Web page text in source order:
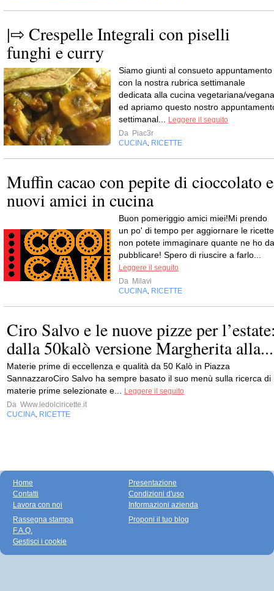
|⇨ Crespelle Integrali con piselli
funghi e curry
Siamo giunti al consueto appuntamento
con la nostra rubrica settimanale
dedicata alla cucina vegetariana/vegana
ed apriamo questo nostro
settimanal...
Leggere il seguito
Da Piac3r
CUCINA RICETTE
Muffin cacao con pepite di cioccolato e
nuovi amici in cucina
Buon pomeriggio amici miei!Mi prendo
un po' di tempo per aggiornare le
non potete immaginare quante ne ho da
pubblicare! Spero di riuscire a farlo...
Leggere il seguito
Da Milavi
CUCINA RICETTE
Ciro Salvo e le nuove pizze per
dalla 50kalò versione Margherita alla...
Materie prime di eccellenza e qualità da 50 Kalò in Piazza
SannazzaroCiro Salvo ha sempre basato il suo menù sulla ricerca di
materie prime selezionate e...
Leggere il seguito
Da Www.ledolciricette.it
CUCINA RICETTE
Home
Contatti
Lavora con noi
Presentazione
Condizioni d'uso
Informazioni azienda
Rassegna stampa
F.A.Q.
Gestisci i cookie
Proponi il tuo blog